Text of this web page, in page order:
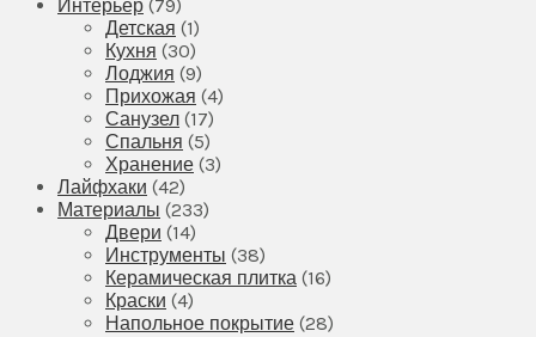
Интерьер (79)
Детская (1)
Кухня (30)
Лоджия (9)
Прихожая (4)
Санузел (17)
Спальня (5)
Хранение (3)
Лайфхаки (42)
Материалы (233)
Двери (14)
Инструменты (38)
Керамическая плитка (16)
Краски (4)
Напольное покрытие (28)